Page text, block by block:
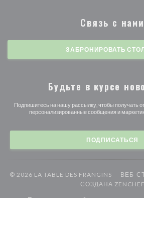
Связь с нами
ЗАБРОНИРОВАТЬ
Будьте в курсе
Подпишитесь на нашу рассылку, чтобы получать
персонализированные сообщения и
ПОДПИСАТЬСЯ
© 2026 LA TABLE DES FRANGINS —
СОЗДАНА ZENCHEF
Предупреждение об отказе от